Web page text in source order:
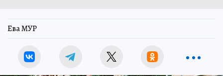
Ева МУР